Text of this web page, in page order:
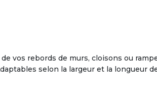
vos rebords de murs, cloisons ou
selon la largeur et la longueur